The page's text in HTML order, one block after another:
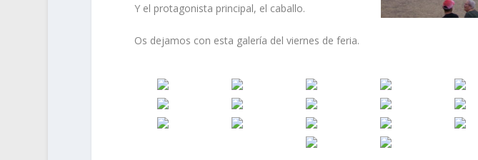
Y el protagonista principal, el caballo.
Os dejamos con esta galería del viernes de feria.